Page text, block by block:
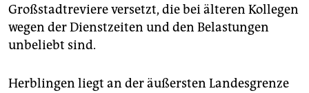
Großstadtreviere versetzt, die bei älteren Kollegen
wegen der Dienstzeiten und den Belastungen
unbeliebt sind.
Herblingen liegt an der äußersten Landesgrenze